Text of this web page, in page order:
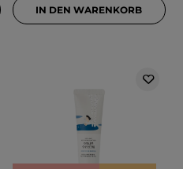
IN DEN WARENKORB